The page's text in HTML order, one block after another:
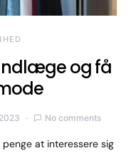
og få
No comments
at interessere sig